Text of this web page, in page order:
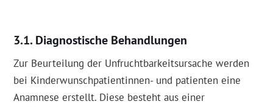
Diagnostische Behandlungen
Zur Beurteilung der Unfruchtbarkeitsursache werden
bei Kinderwunschpatientinnen- und patienten eine
Anamnese erstellt. Diese besteht aus einer